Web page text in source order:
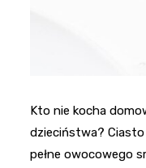
Kto nie kocha
dzieciństwa?
pełne owocowego